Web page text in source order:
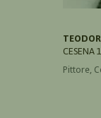
CESENA
Pittore,